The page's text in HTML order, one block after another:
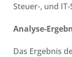
Steuer-, und
Analyse-
Das Ergebnis